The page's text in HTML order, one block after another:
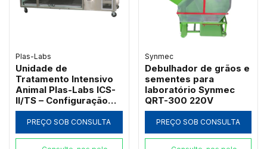
Plas-Labs
Unidade de
Tratamento Intensivo
Animal Plas-Labs ICS-
II/TS – Configuração
Horizontal para
Grandes Portes
PREÇO SOB CONSULTA
Synmec
Debulhador de grãos e
sementes para
laboratório Synmec
QRT-300 220V
PREÇO SOB CONSULTA